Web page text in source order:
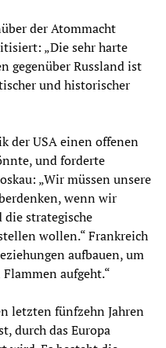
der Atommacht
„Die sehr harte
gegenüber Russland ist
und historischer
der USA einen offenen
und forderte
„Wir müssen unsere
wenn wir
die strategische
wollen.“ Frankreich
aufbauen, um
aufgeht.“
letzten fünfzehn Jahren
durch das Europa